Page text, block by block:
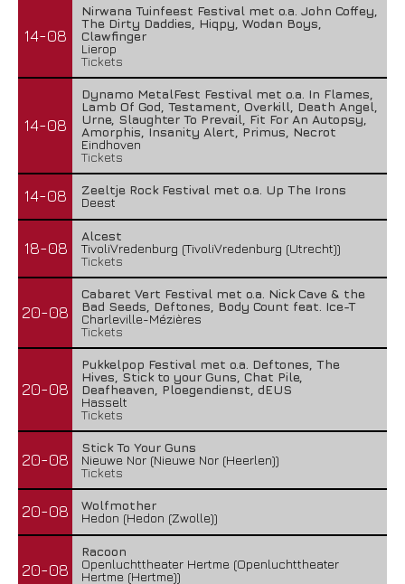
14-08
Nirwana Tuinfeest Festival met o.a. John Coffey,
The Dirty Daddies, Hiqpy, Wodan Boys,
Clawfinger
Lierop
Tickets
14-08
Dynamo MetalFest Festival met o.a. In Flames,
Lamb Of God, Testament, Overkill, Death Angel,
Urne, Slaughter To Prevail, Fit For An Autopsy,
Amorphis, Insanity Alert, Primus, Necrot
Eindhoven
Tickets
14-08
Zeeltje Rock Festival met o.a. Up The Irons
Deest
18-08
Alcest
TivoliVredenburg (TivoliVredenburg (Utrecht))
Tickets
20-08
Cabaret Vert Festival met o.a. Nick Cave & the
Bad Seeds, Deftones, Body Count feat. Ice-T
Charleville-Mézières
Tickets
20-08
Pukkelpop Festival met o.a. Deftones, The
Hives, Stick to your Guns, Chat Pile,
Deafheaven, Ploegendienst, dEUS
Hasselt
Tickets
20-08
Stick To Your Guns
Nieuwe Nor (Nieuwe Nor (Heerlen))
Tickets
20-08
Wolfmother
Hedon (Hedon (Zwolle))
20-08
Racoon
Openluchttheater Hertme (Openluchttheater
Hertme (Hertme))